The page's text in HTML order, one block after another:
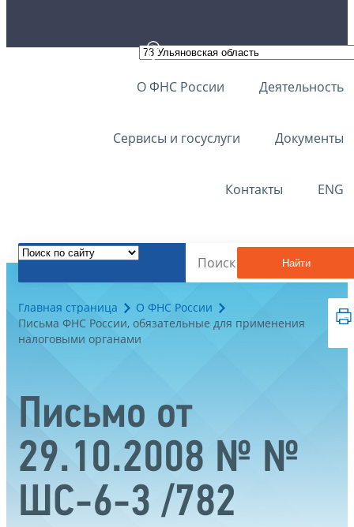
О ФНС России Деятельность
Сервисы и госуслуги Документы
Контакты ENG
Найти
Главная страница
О ФНС России
Письма ФНС России, обязательные для применения
налоговыми органами
Письмо от
29.10.2008 № №
ШС-6-3 /782